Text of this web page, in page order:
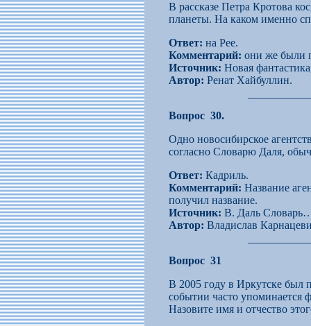
В рассказе Петра Кротова
планеты. На каком именно
Ответ: на Рее.
Комментарий: они же были
Источник: Новая
Автор: Ренат Хайбуллин.
Вопрос 30.
Одно новосибирское
согласно Словарю Даля,
Ответ: Кадриль.
Комментарий: Название
получил название.
Источник: В. Даль
Автор: Владислав
Вопрос 31
В 2005 году в Иркутске был
событии часто упоминается
Назовите имя и отчество